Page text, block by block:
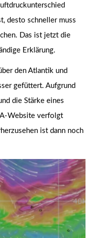
desto schneller muss
Das ist jetzt die
Erklärung.
den Atlantik und
gefüttert. Aufgrund
die Stärke eines
Website verfolgt
ist dann noch